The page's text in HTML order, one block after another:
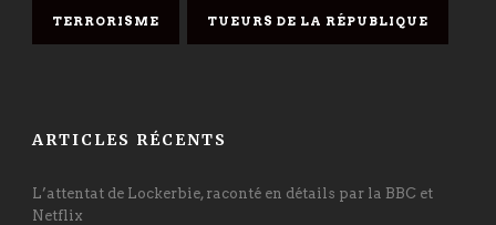
TERRORISME TUEURS DE LA RÉPUBLIQUE
ARTICLES RÉCENTS
L’attentat de Lockerbie, raconté en détails par la BBC et
Netflix